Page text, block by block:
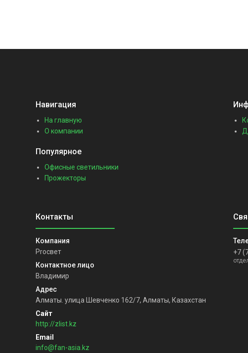
Навигация
На главную
О компании
Популярное
Офисные светильники
Прожекторы
Proсвет
Владимир
Алматы. улица Шевченко 162/7, Алматы, Казахстан
http://zlist.kz
info@fan-asia.kz
+7